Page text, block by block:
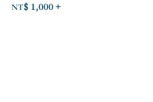
NT$ 1,000 +